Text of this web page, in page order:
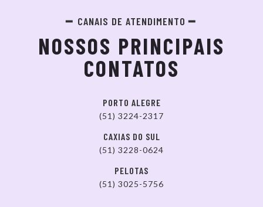
CANAIS DE ATENDIMENTO
NOSSOS PRINCIPAIS
CONTATOS
PORTO ALEGRE
(51) 3224-2317
CAXIAS DO SUL
(51) 3228-0624
PELOTAS
(51) 3025-5756